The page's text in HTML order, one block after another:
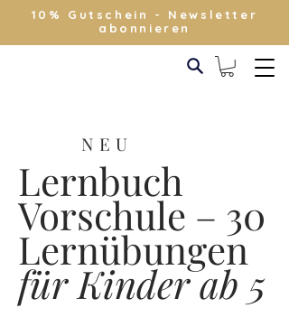
10% Gutschein - Newsletter
abonnieren
NEU
Lernbuch
Vorschule – 30
Lernübungen
für Kinder ab 5